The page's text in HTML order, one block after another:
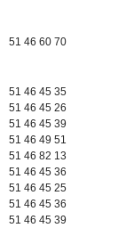
51 46 60 70
51 46 45 35
51 46 45 26
51 46 45 39
51 46 49 51
51 46 82 13
51 46 45 36
51 46 45 25
51 46 45 36
51 46 45 39